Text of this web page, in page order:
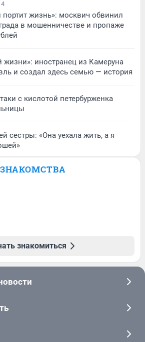
4
портит жизнь»: москвич обвинил
в мошенничестве и пропаже
иностранец из Камеруна
и создал здесь семью — история
с кислотой петербурженка
сестры: «Она уехала жить, а я
ЗНАКОМСТВА
знакомиться